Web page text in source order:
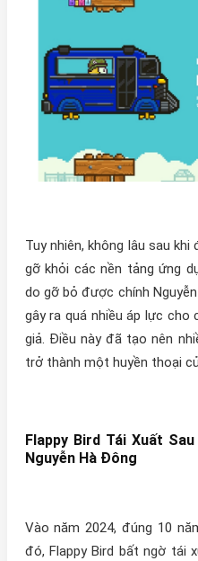
Tuy nhiên, không lâu sau
gỡ khỏi các nền tảng ứng
do gỡ bỏ được chính
gây ra quá nhiều áp lực
giả. Điều này đã tạo nên
trở thành một huyền thoại
Flappy Bird Tái Xuất
Nguyễn Hà Đông
Vào năm 2024, đúng 10
đó, Flappy Bird bất ngờ tái